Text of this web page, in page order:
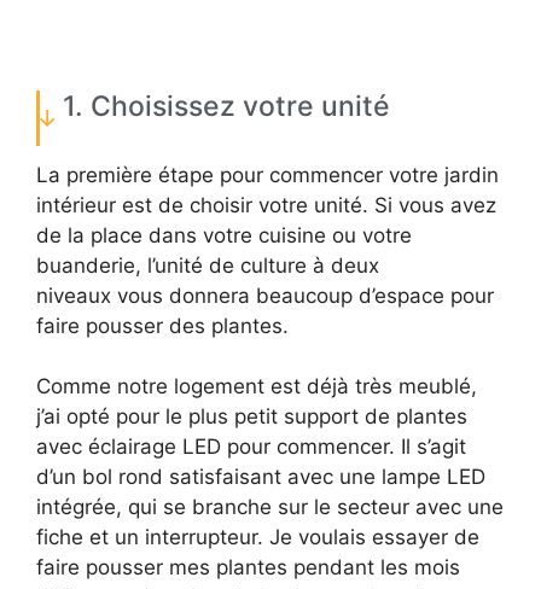
1. Choisissez votre unité
La première étape pour commencer votre jardin
intérieur est de choisir votre unité. Si vous avez
de la place dans votre cuisine ou votre
buanderie, l’unité de culture à deux
niveaux vous donnera beaucoup d’espace pour
faire pousser des plantes.
Comme notre logement est déjà très meublé,
j’ai opté pour le plus petit support de plantes
avec éclairage LED pour commencer. Il s’agit
d’un bol rond satisfaisant avec une lampe LED
intégrée, qui se branche sur le secteur avec une
fiche et un interrupteur. Je voulais essayer de
faire pousser mes plantes pendant les mois